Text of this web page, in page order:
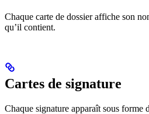
Chaque carte de dossier affiche son
qu’il contient.
Cartes de signature
Chaque signature apparaît sous forme